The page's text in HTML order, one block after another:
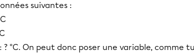
suivantes :
? °C. On peut donc poser une variable, comme tu